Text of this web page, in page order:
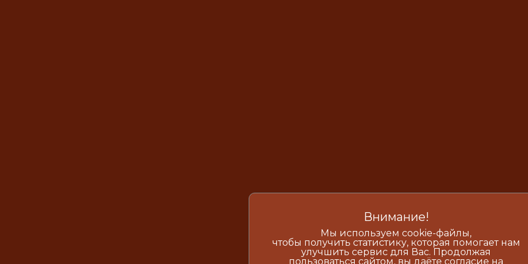
Внимание!
Мы используем cookie-файлы,
чтобы получить статистику, которая помогает нам
улучшить сервис для Вас. Продолжая
пользоваться сайтом, вы даёте согласие на